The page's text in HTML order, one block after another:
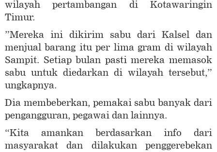
wilayah pertambangan di Kotawaringin
Timur.
”Mereka ini dikirim sabu dari Kalsel dan
menjual barang itu per lima gram di wilayah
Sampit. Setiap bulan pasti mereka memasok
sabu untuk diedarkan di wilayah tersebut,”
ungkapnya.
Dia membeberkan, pemakai sabu banyak dari
pengangguran, pegawai dan lainnya.
“Kita amankan berdasarkan info dari
masyarakat dan dilakukan penggerebekan